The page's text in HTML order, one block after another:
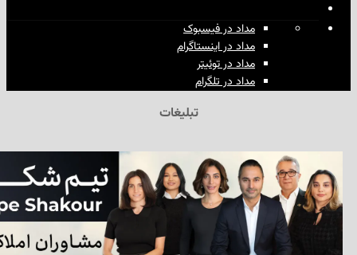
مداد در فیسبوک
مداد در اینستاگرام
مداد در توئیتر
مداد در تلگرام